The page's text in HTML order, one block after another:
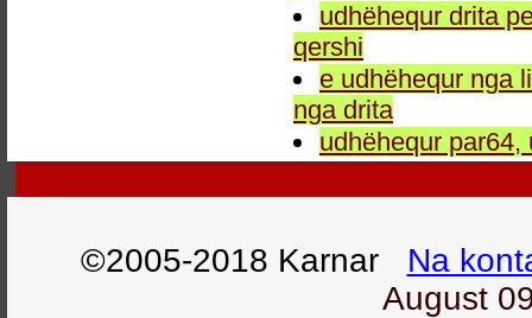
udhëhequr drita
qershi
e udhëhequr nga
nga drita
udhëhequr
©2005-2018 Karnar Na
August